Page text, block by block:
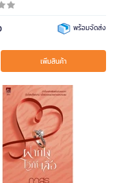
พร้อมจัดส่ง
เพิ่มสินค้า